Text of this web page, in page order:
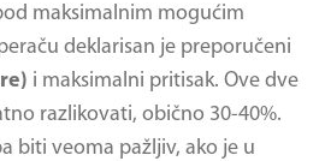
maksimalnim mogućim
deklarisan je preporučeni
i maksimalni pritisak. Ove dve
razlikovati, obično 30-40%.
biti veoma pažljiv, ako je u